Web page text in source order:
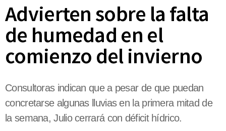
Advierten sobre la falta
de humedad en el
comienzo del invierno
Consultoras indican que a pesar de que puedan
concretarse algunas lluvias en la primera mitad de
la semana, Julio cerrará con déficit hídrico.